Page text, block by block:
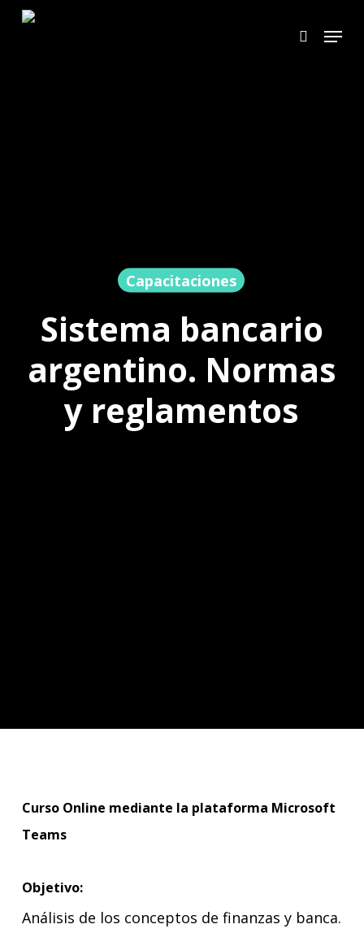
Skip
search
Menu
Capacitaciones
Sistema bancario
argentino. Normas
y reglamentos
Curso Online mediante la plataforma Microsoft
Teams
Objetivo:
Análisis de los conceptos de finanzas y banca.